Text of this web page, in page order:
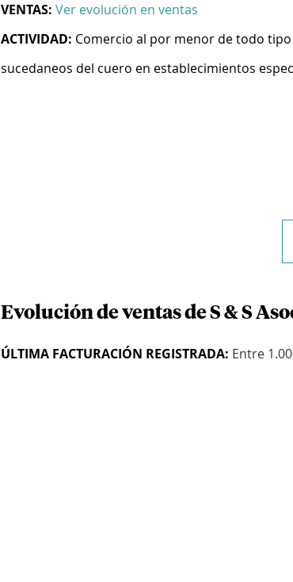
VENTAS: Ver evolución en ventas
ACTIVIDAD: Comercio al por menor de todo
sucedaneos del cuero en establecimientos
Evolución de ventas de S & S
ÚLTIMA FACTURACIÓN REGISTRADA: Entre